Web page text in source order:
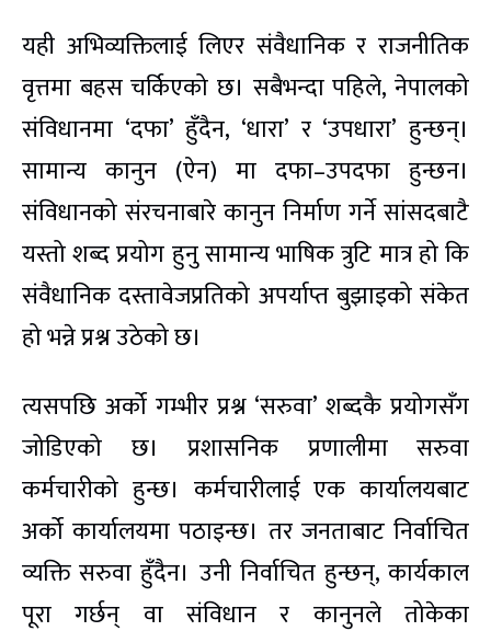
यही अभिव्यक्तिलाई लिएर संवैधानिक र राजनीतिक
वृत्तमा बहस चर्किएको छ। सबैभन्दा पहिले, नेपालको
संविधानमा ‘दफा’ हुँदैन, ‘धारा’ र ‘उपधारा’ हुन्छन्।
सामान्य कानुन (ऐन) मा दफा–उपदफा हुन्छन।
संविधानको संरचनाबारे कानुन निर्माण गर्ने सांसदबाटै
यस्तो शब्द प्रयोग हुनु सामान्य भाषिक त्रुटि मात्र हो कि
संवैधानिक दस्तावेजप्रतिको अपर्याप्त बुझाइको संकेत
हो भन्ने प्रश्न उठेको छ।
त्यसपछि अर्को गम्भीर प्रश्न ‘सरुवा’ शब्दकै प्रयोगसँग
जोडिएको छ। प्रशासनिक प्रणालीमा सरुवा
कर्मचारीको हुन्छ। कर्मचारीलाई एक कार्यालयबाट
अर्को कार्यालयमा पठाइन्छ। तर जनताबाट निर्वाचित
व्यक्ति सरुवा हुँदैन। उनी निर्वाचित हुन्छन्, कार्यकाल
पूरा गर्छन् वा संविधान र कानुनले तोकेका